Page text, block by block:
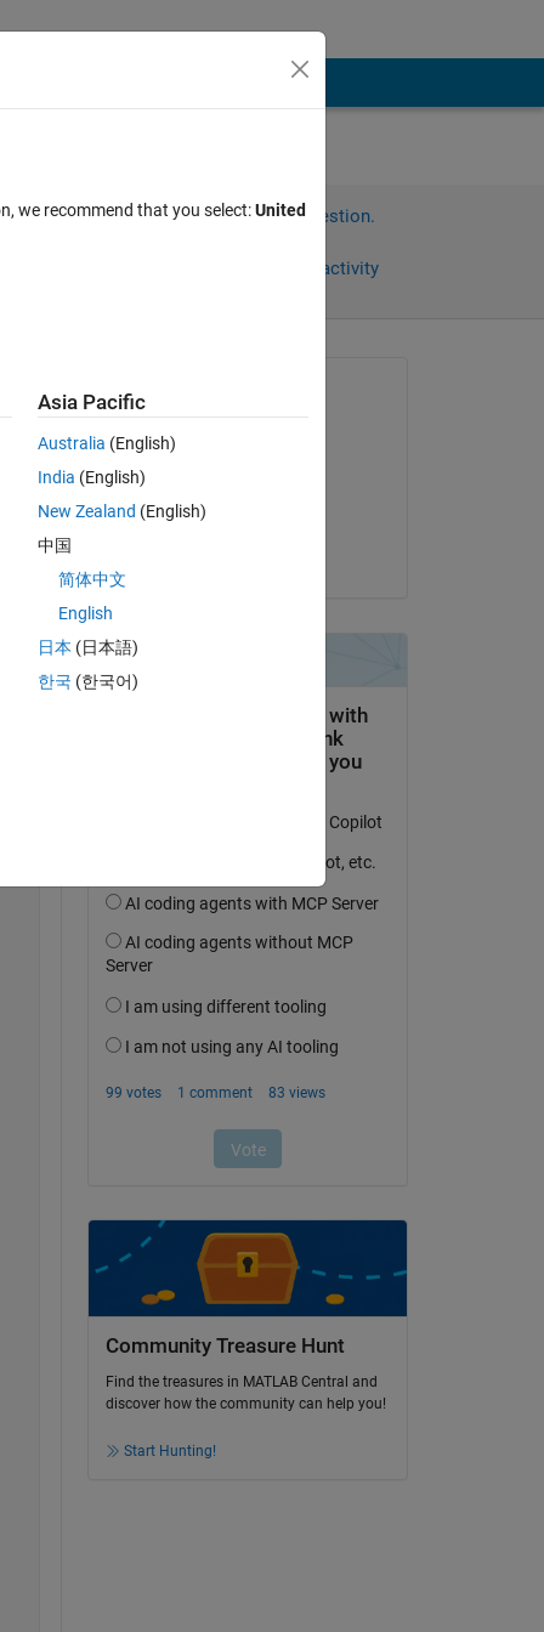
。 Sign in to answer this question.
Sign in to follow activity
Asked:
on 3 Dec 2019
Commented:
Community Treasure Hunt
Find the treasures in MATLAB Central and
discover how the community can help you!
Start Hunting!
we recommend that you select:United
Asia Pacific
Australia (English)
India (English)
New Zealand (English)
中国
简体中文
English
日本 (日本語)
한국 (한국어)